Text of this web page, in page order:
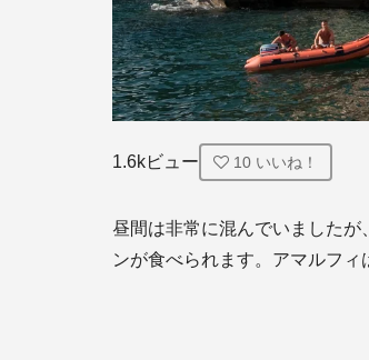
1.6kビュー 10いいね！
昼間は非常に混んでいました
ンが食べられます。アマルフィ